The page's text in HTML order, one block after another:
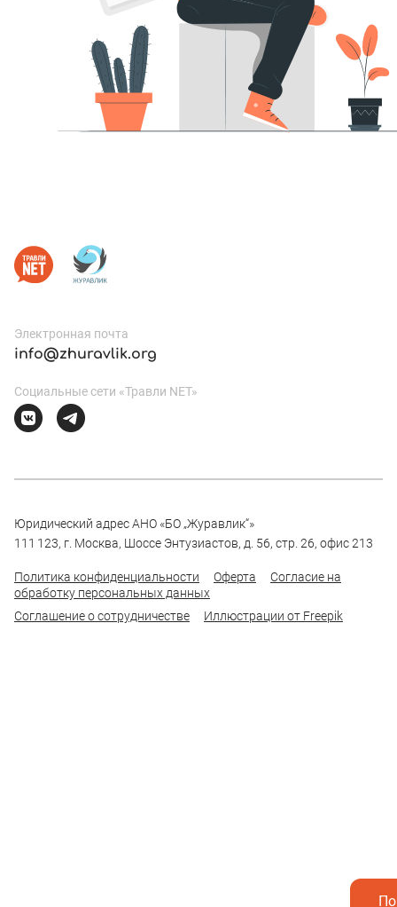
Электронная почта
info@zhuravlik.org
Социальные сети «Травли NET»
Юридический адрес АНО «БО „Журавлик“»
111 123, г. Москва, Шоссе Энтузиастов, д. 56, стр. 26, офис 213
Политика конфиденциальности Оферта
Согласие на
обработку персональных данных
Соглашение о сотрудничестве
Иллюстрации от Freepik